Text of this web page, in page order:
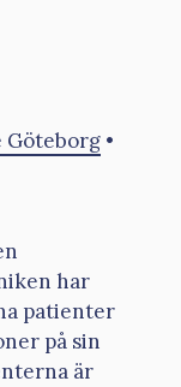
Göteborg •
har
patienter
på sin
är